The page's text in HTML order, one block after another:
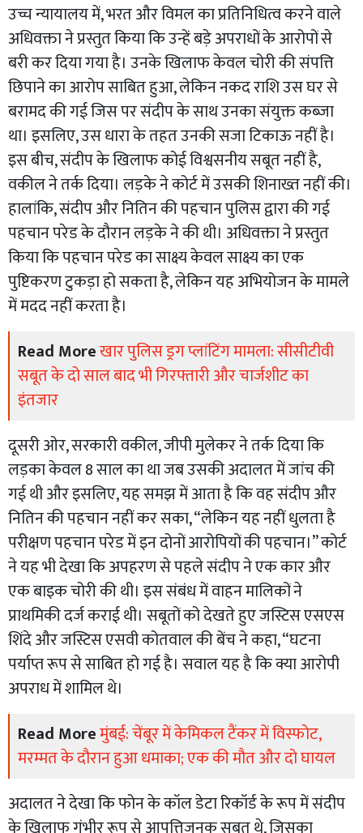
उच्च न्यायालय में, भरत और विमल का प्रतिनिधित्व करने वाले
अधिवक्ता ने प्रस्तुत किया कि उन्हें बड़े अपराधों के आरोपों से
बरी कर दिया गया है। उनके खिलाफ केवल चोरी की संपत्ति
छिपाने का आरोप साबित हुआ, लेकिन नकद राशि उस घर से
बरामद की गई जिस पर संदीप के साथ उनका संयुक्त कब्जा
था। इसलिए, उस धारा के तहत उनकी सजा टिकाऊ नहीं है।
इस बीच, संदीप के खिलाफ कोई विश्वसनीय सबूत नहीं है,
वकील ने तर्क दिया। लड़के ने कोर्ट में उसकी शिनाख्त नहीं की।
हालांकि, संदीप और नितिन की पहचान पुलिस द्वारा की गई
पहचान परेड के दौरान लड़के ने की थी। अधिवक्ता ने प्रस्तुत
किया कि पहचान परेड का साक्ष्य केवल साक्ष्य का एक
पुष्टिकरण टुकड़ा हो सकता है, लेकिन यह अभियोजन के मामले
में मदद नहीं करता है।
Read Moreखार पुलिस ड्रग प्लांटिंग मामला: सीसीटीवी
सबूत के दो साल बाद भी गिरफ्तारी और चार्जशीट का
इंतजार
दूसरी ओर, सरकारी वकील, जीपी मुलेकर ने तर्क दिया कि
लड़का केवल 8 साल का था जब उसकी अदालत में जांच की
गई थी और इसलिए, यह समझ में आता है कि वह संदीप और
नितिन की पहचान नहीं कर सका, “लेकिन यह नहीं धुलता है
परीक्षण पहचान परेड में इन दोनों आरोपियों की पहचान।” कोर्ट
ने यह भी देखा कि अपहरण से पहले संदीप ने एक कार और
एक बाइक चोरी की थी। इस संबंध में वाहन मालिकों ने
प्राथमिकी दर्ज कराई थी। सबूतों को देखते हुए जस्टिस एसएस
शिंदे और जस्टिस एसवी कोतवाल की बेंच ने कहा, “घटना
पर्याप्त रूप से साबित हो गई है। सवाल यह है कि क्या आरोपी
अपराध में शामिल थे।
Read Moreमुंबई: चेंबूर में केमिकल टैंकर में विस्फोट,
मरम्मत के दौरान हुआ धमाका; एक की मौत और दो घायल
अदालत ने देखा कि फोन के कॉल डेटा रिकॉर्ड के रूप में संदीप